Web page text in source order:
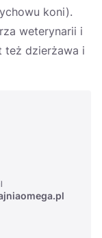
koni).
weterynarii i
też dzierżawa i